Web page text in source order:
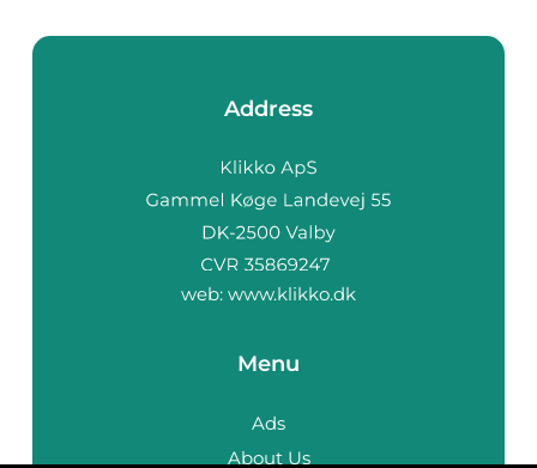
Address
web: www.klikko.dk
Menu
Ads
About Us